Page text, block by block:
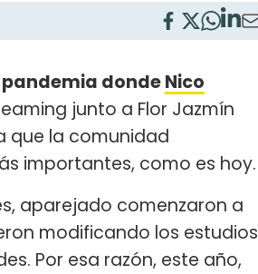
pandemia dondeNico
junto a Flor Jazmín
que la comunidad
importantes, como es hoy.
aparejado comenzaron a
modificando los estudios
Por esa razón, este año,